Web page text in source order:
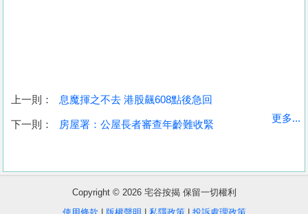
收
盤
上一則： 息魔揮之不去 港股飆608點後急回
下一則： 房屋署：公屋長者審查年齡難收緊
更多...
Copyright © 2026 宅谷按揭 保留一切權利